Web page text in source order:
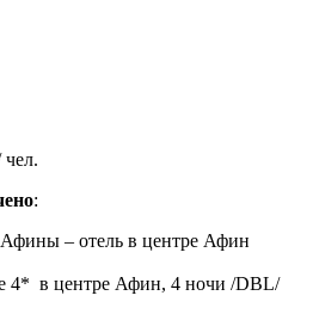
чел.
:
Афины – отель в центре Афин
4* в центре Афин, 4 ночи /DBL/